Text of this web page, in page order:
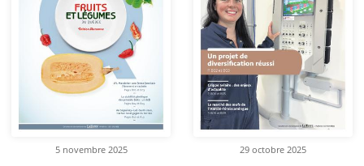
5 novembre 2025 29 octobre 2025